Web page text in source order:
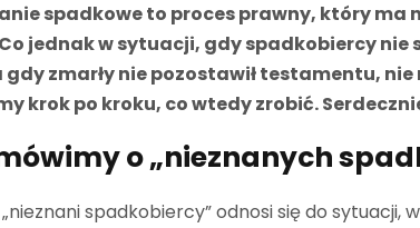
spadkowe to proces prawny, który
jednak w sytuacji, gdy spadkobiercy
gdy zmarły nie pozostawił testamentu,
krok po kroku, co wtedy zrobić.
o „nieznanych
spadkobiercy” odnosi się do